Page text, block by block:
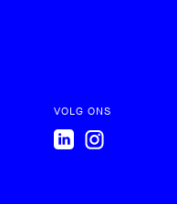
VOLG ONS